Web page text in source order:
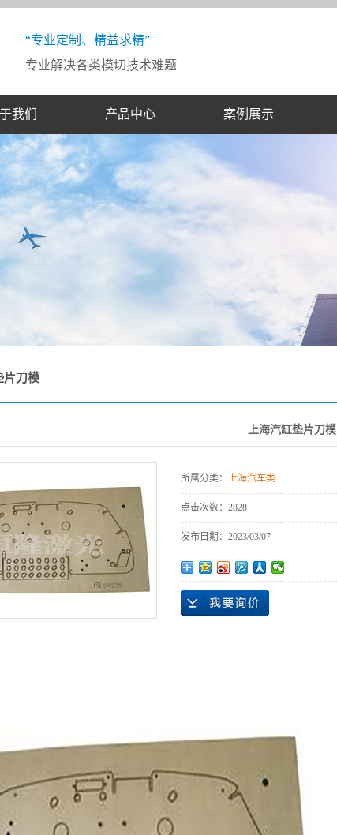
“专业定制、精益求精”
专业解决各类模切技术难题
我们 产品中心 案例展示
片刀模
上海汽缸垫片刀模
所属分类： 上海汽车类
点击次数： 2828
发布日期： 2023/03/07